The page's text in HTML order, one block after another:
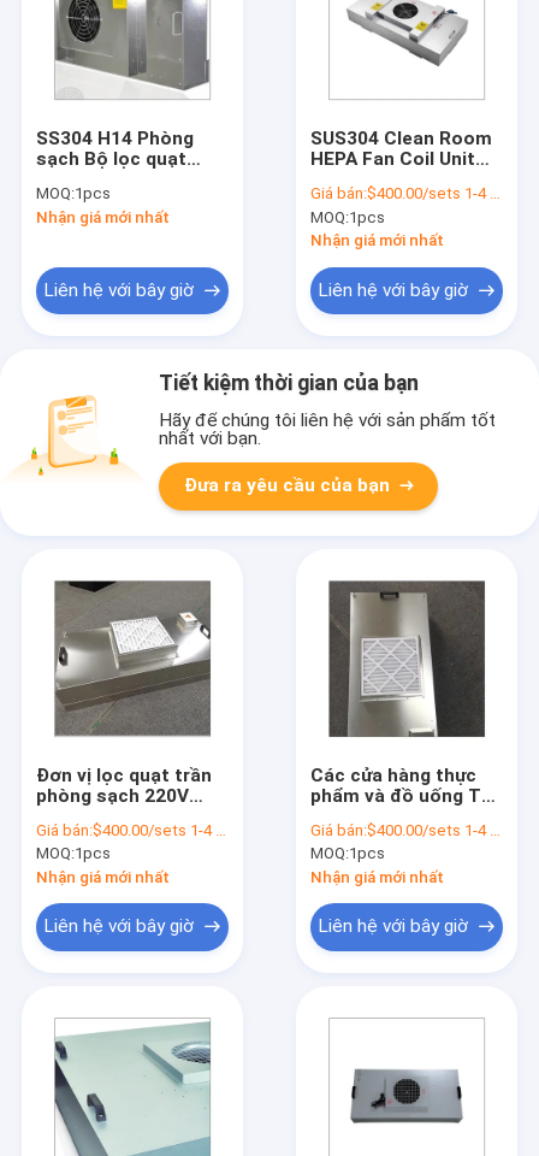
SS304 H14 Phòng
sạch Bộ lọc quạt
Phòng sạch FFU Bộ
lọc Hepa
MOQ:1pcs
Nhận giá mới nhất
Liên hệ với bây giờ
SUS304 Clean Room
HEPA Fan Coil Unit
Customized Size
50Hz Hepa Filter Lửa
quạt trần
Giá bán:$400.00/sets 1-4 sets
MOQ:1pcs
Nhận giá mới nhất
Liên hệ với bây giờ
Tiết kiệm thời gian của bạn
Hãy để chúng tôi liên hệ với sản phẩm tốt
nhất với bạn.
Đưa ra yêu cầu của bạn
Đơn vị lọc quạt trần
phòng sạch 220V
phòng thí nghiệm
nấm
Giá bán:$400.00/sets 1-4 sets
MOQ:1pcs
Nhận giá mới nhất
Liên hệ với bây giờ
Các cửa hàng thực
phẩm và đồ uống Tải
ULPA Fan Filter Unit
Ffu DC Motor
Giá bán:$400.00/sets 1-4 sets
MOQ:1pcs
Nhận giá mới nhất
Liên hệ với bây giờ